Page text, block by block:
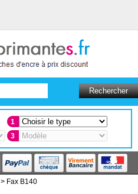
1
3
> Fax B140